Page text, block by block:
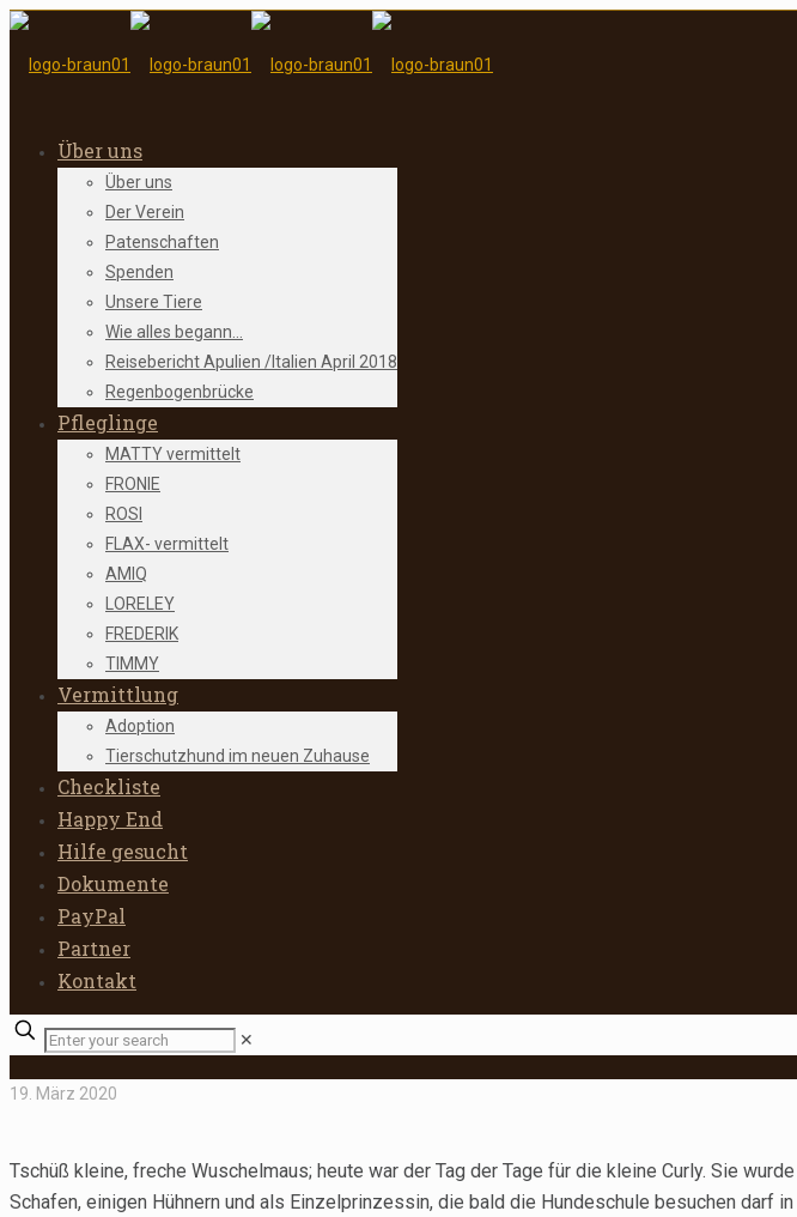
Über uns
Über uns
Der Verein
Patenschaften
Spenden
Unsere Tiere
Wie alles begann…
Reisebericht Apulien /Italien April 2018
Regenbogenbrücke
Pfleglinge
MATTY vermittelt
FRONIE
ROSI
FLAX- vermittelt
AMIQ
LORELEY
FREDERIK
TIMMY
Vermittlung
Adoption
Tierschutzhund im neuen Zuhause
Checkliste
Happy End
Hilfe gesucht
Dokumente
PayPal
Partner
Kontakt
✕
19. März 2020
Tschüß kleine, freche Wuschelmaus; heute war der Tag der Tage für die kleine Curly. Sie
Schafen, einigen Hühnern und als Einzelprinzessin, die bald die Hundeschule besuchen darf